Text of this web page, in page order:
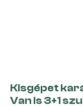
Kisgépet
Van is 3+1